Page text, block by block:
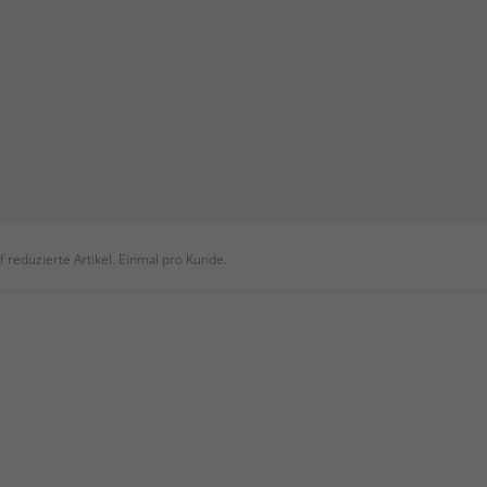
reduzierte Artikel. Einmal pro Kunde.